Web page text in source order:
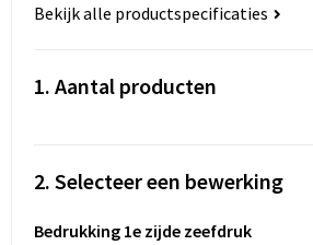
Ademhalingsbescherming
Sporttassen
Accessoires voor tassen
Strandtassen
Bekijk alle productspecificaties
1. Aantal producten
2. Selecteer een bewerking
Bedrukking 1e zijde zeefdruk